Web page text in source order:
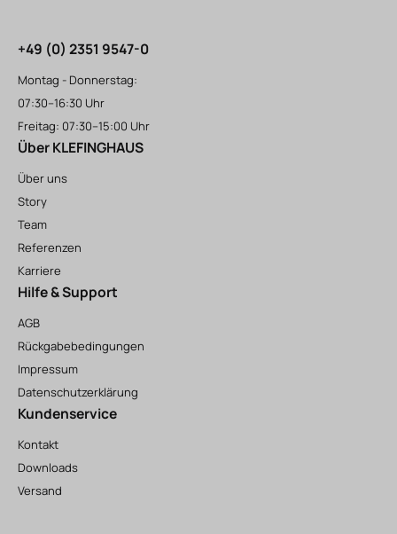
+49 (0) 2351 9547-0
Montag - Donnerstag:
07:30–16:30 Uhr
Freitag: 07:30–15:00 Uhr
Über KLEFINGHAUS
Über uns
Story
Team
Referenzen
Karriere
Hilfe & Support
AGB
Rückgabebedingungen
Impressum
Datenschutzerklärung
Kundenservice
Kontakt
Downloads
Versand